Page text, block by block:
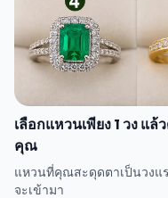
เลือกแหวนเพียง 1 วง แ
คุณ
แหวนที่คุณสะดุดตาเป็นวงแ
จะเข้ามา